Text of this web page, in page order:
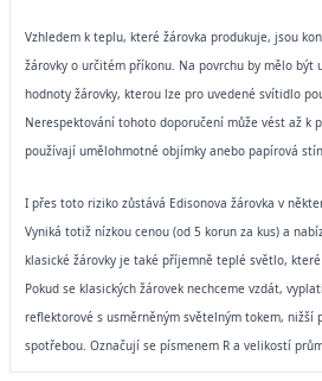
Vzhledem k teplu, které žárovka produkuje, jsou
žárovky o určitém příkonu. Na povrchu by mělo být
hodnoty žárovky, kterou lze pro uvedené svítidlo
Nerespektování tohoto doporučení může vést až k
používají umělohmotné objímky anebo papírová
I přes toto riziko zůstává Edisonova žárovka v
Vyniká totiž nízkou cenou (od 5 korun za kus) a
klasické žárovky je také příjemně teplé světlo,
Pokud se klasických žárovek nechceme vzdát,
reflektorové s usměrněným světelným tokem, nižší
spotřebou. Označují se písmenem R a velikostí